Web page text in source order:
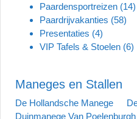
Paardensportreizen (14)
Paardrijvakanties (58)
Presentaties (4)
VIP Tafels & Stoelen (6)
Maneges en Stallen
De Hollandsche Manege
Duinmanege Van Poelenburgh